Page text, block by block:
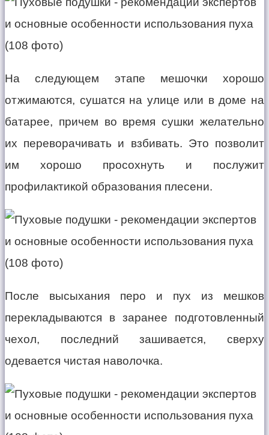
На следующем этапе мешочки хорошо
отжимаются, сушатся на улице или в доме на
батарее, причем во время сушки желательно
их переворачивать и взбивать. Это позволит
им хорошо просохнуть и послужит
профилактикой образования плесени.
После высыхания перо и пух из мешков
перекладываются в заранее подготовленный
чехол, последний зашивается, сверху
одевается чистая наволочка.